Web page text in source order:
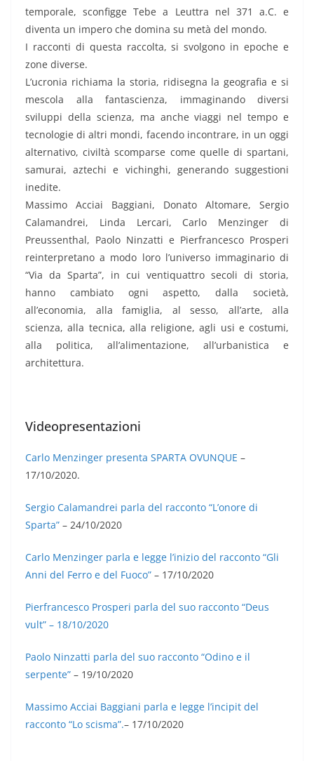
temporale, sconfigge Tebe a Leuttra nel 371 a.C. e
diventa un impero che domina su metà del mondo.
I racconti di questa raccolta, si svolgono in epoche e
zone diverse.
L’ucronia richiama la storia, ridisegna la geografia e si
mescola alla fantascienza, immaginando diversi
sviluppi della scienza, ma anche viaggi nel tempo e
tecnologie di altri mondi, facendo incontrare, in un oggi
alternativo, civiltà scomparse come quelle di spartani,
samurai, aztechi e vichinghi, generando suggestioni
inedite.
Massimo Acciai Baggiani, Donato Altomare, Sergio
Calamandrei, Linda Lercari, Carlo Menzinger di
Preussenthal, Paolo Ninzatti e Pierfrancesco Prosperi
reinterpretano a modo loro l’universo immaginario di
“Via da Sparta”, in cui ventiquattro secoli di storia,
hanno cambiato ogni aspetto, dalla società,
all’economia, alla famiglia, al sesso, all’arte, alla
scienza, alla tecnica, alla religione, agli usi e costumi,
alla politica, all’alimentazione, all’urbanistica e
architettura.
Videopresentazioni
Carlo Menzinger presenta SPARTA OVUNQUE –
17/10/2020.
Sergio Calamandrei parla del racconto “L’onore di
Sparta” – 24/10/2020
Carlo Menzinger parla e legge l’inizio del racconto “Gli
Anni del Ferro e del Fuoco” – 17/10/2020
Pierfrancesco Prosperi parla del suo racconto “Deus
vult” – 18/10/2020
Paolo Ninzatti parla del suo racconto “Odino e il
serpente” – 19/10/2020
Massimo Acciai Baggiani parla e legge l’incipit del
racconto “Lo scisma”.– 17/10/2020